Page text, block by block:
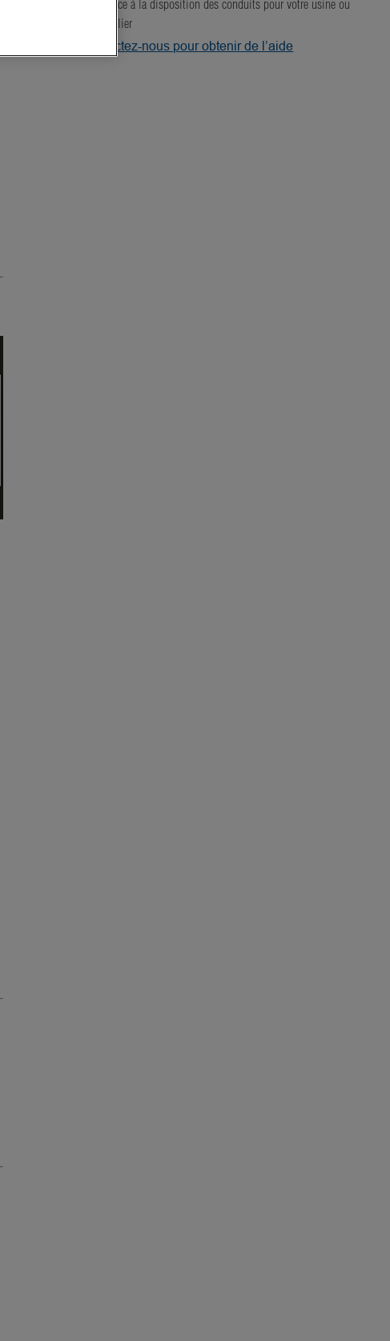
Assistance à la disposition des conduits pour votre usine ou
votre atelier
Contactez-nous pour obtenir de l’aide